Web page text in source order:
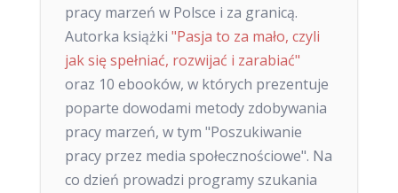
pracy marzeń w Polsce i za granicą.
Autorka książki "Pasja to za mało, czyli
jak się spełniać, rozwijać i zarabiać"
oraz 10 ebooków, w których prezentuje
poparte dowodami metody zdobywania
pracy marzeń, w tym "Poszukiwanie
pracy przez media społecznościowe". Na
co dzień prowadzi programy szukania